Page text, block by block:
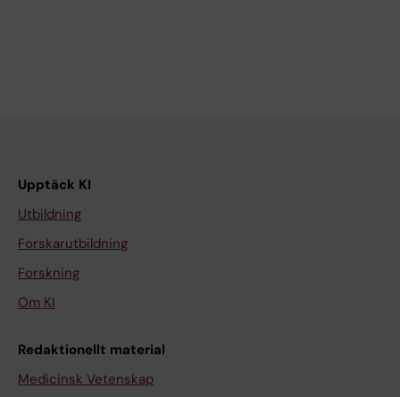
Upptäck KI
Utbildning
Forskarutbildning
Forskning
Om KI
Redaktionellt material
Medicinsk Vetenskap